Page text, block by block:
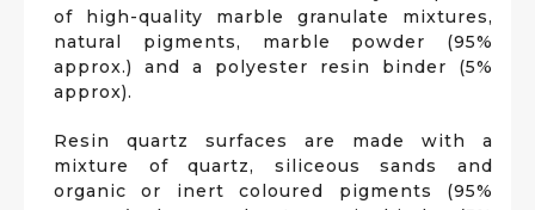
of high-quality marble granulate mixtures,
natural pigments, marble powder (95%
approx.) and a polyester resin binder (5%
approx).
Resin quartz surfaces are made with a
mixture of quartz, siliceous sands and
organic or inert coloured pigments (95%